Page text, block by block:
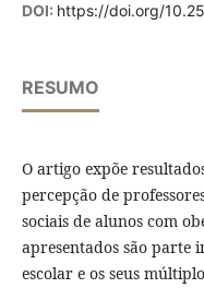
DOI: https://doi.org/
RESUMO
O artigo expõe
percepção de
sociais de alunos com
apresentados são parte
escolar e os seus